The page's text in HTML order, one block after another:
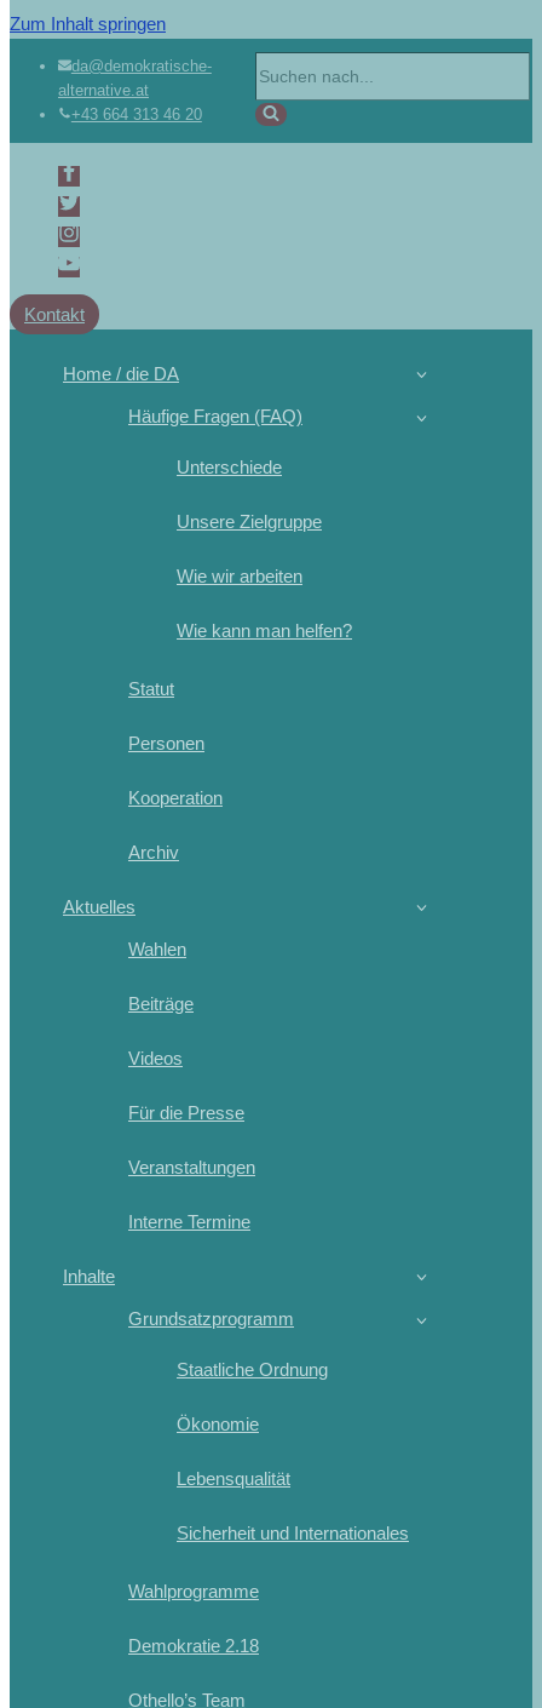
Zum Inhalt springen
da@demokratische-
alternative.at
+43 664 313 46 20
Kontakt
Home / die DA
Häufige Fragen (FAQ)
Unterschiede
Unsere Zielgruppe
Wie wir arbeiten
Wie kann man helfen?
Statut
Personen
Kooperation
Archiv
Aktuelles
Wahlen
Beiträge
Videos
Für die Presse
Veranstaltungen
Interne Termine
Inhalte
Grundsatzprogramm
Staatliche Ordnung
Ökonomie
Lebensqualität
Sicherheit und Internationales
Wahlprogramme
Demokratie 2.18
Othello’s Team